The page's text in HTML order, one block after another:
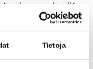
Tietoja
loppusyksyllä